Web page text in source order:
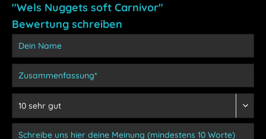
"Wels Nuggets soft Carnivor"
Bewertung schreiben